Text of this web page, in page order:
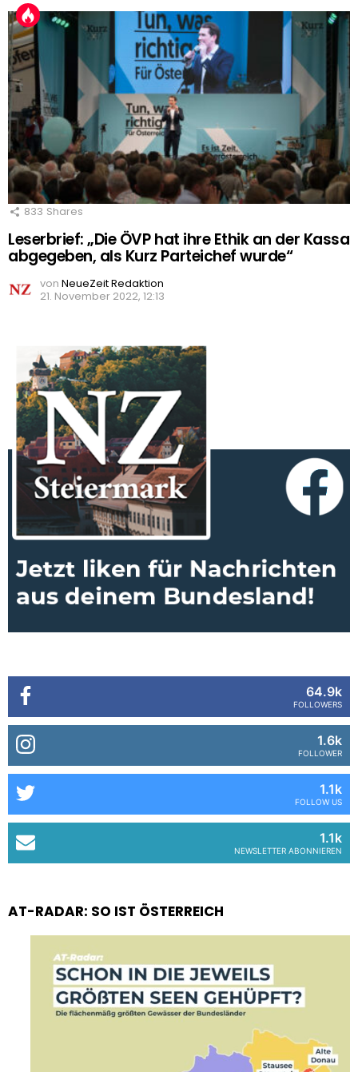
833 Shares
Leserbrief: „Die ÖVP hat ihre Ethik an der Kassa
abgegeben, als Kurz Parteichef wurde“
von NeueZeit Redaktion
21. November 2022, 12:13
64.9k
FOLLOWERS
1.6k
FOLLOWER
1.1k
FOLLOW US
1.1k
NEWSLETTER ABONNIEREN
AT-RADAR: SO IST ÖSTERREICH